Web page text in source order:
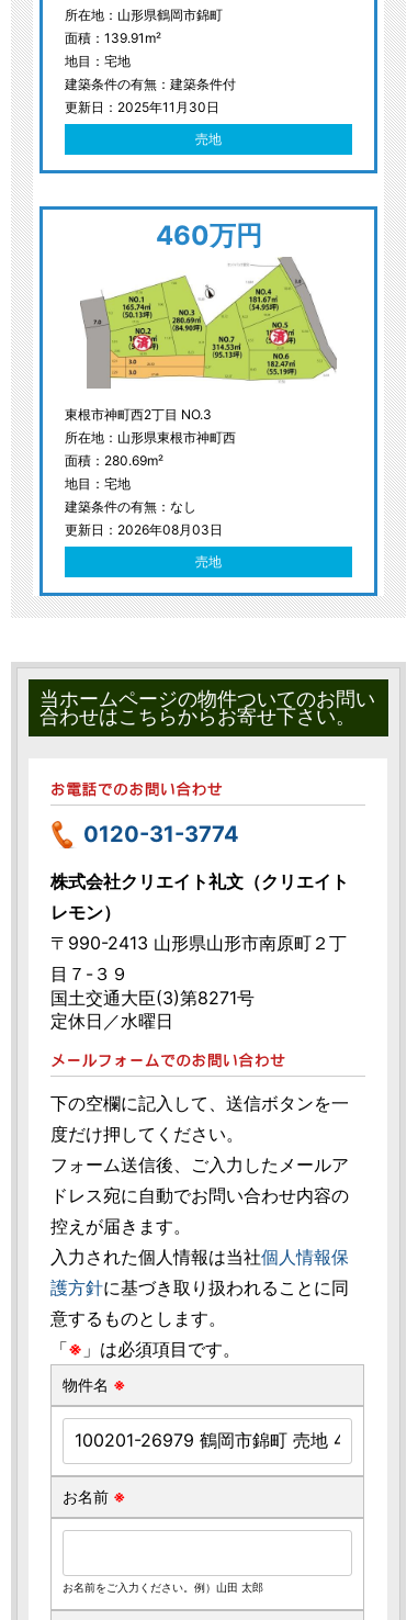
所在地：山形県鶴岡市錦町
面積：139.91m²
地目：宅地
建築条件の有無：建築条件付
更新日：2025年11月30日
売地
460万円
東根市神町西2丁目 NO.3
所在地：山形県東根市神町西
面積：280.69m²
地目：宅地
建築条件の有無：なし
更新日：2026年08月03日
売地
当ホームページの物件ついてのお問い
合わせはこちらからお寄せ下さい。
0120-31-3774
株式会社クリエイト礼文（クリエイト
レモン）
〒990-2413 山形県山形市南原町２丁
目７-３９
国土交通大臣(3)第8271号
定休日／水曜日
下の空欄に記入して、送信ボタンを一
度だけ押してください。
フォーム送信後、ご入力したメールア
ドレス宛に自動でお問い合わせ内容の
控えが届きます。
入力された個人情報は当社個人情報保
護方針に基づき取り扱われることに同
意するものとします。
「※ 」は必須項目です。
物件名 ※
お名前 ※
お名前をご入力ください。例）山田 太郎